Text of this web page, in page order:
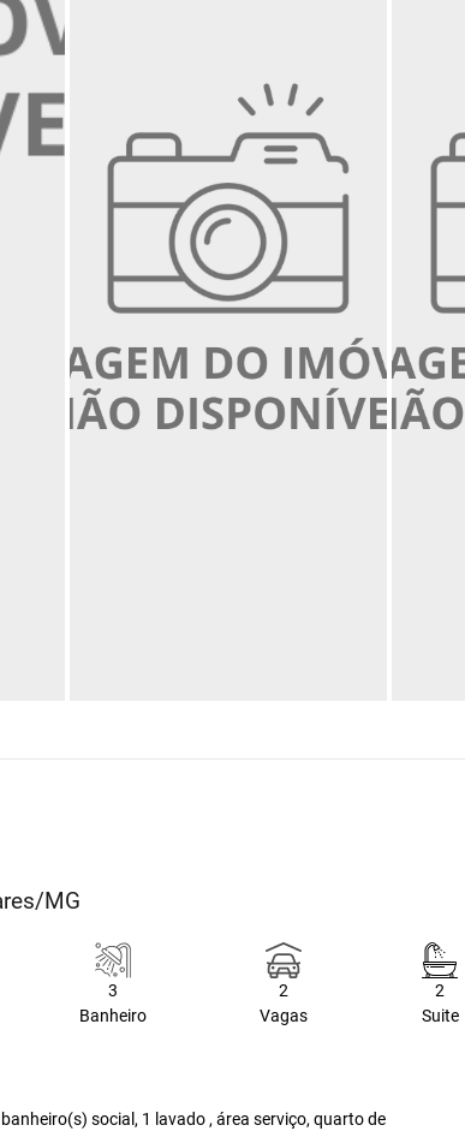
MG
3
Banheiro
2
Vagas
2
Suite
social, 1 lavado , área serviço, quarto de